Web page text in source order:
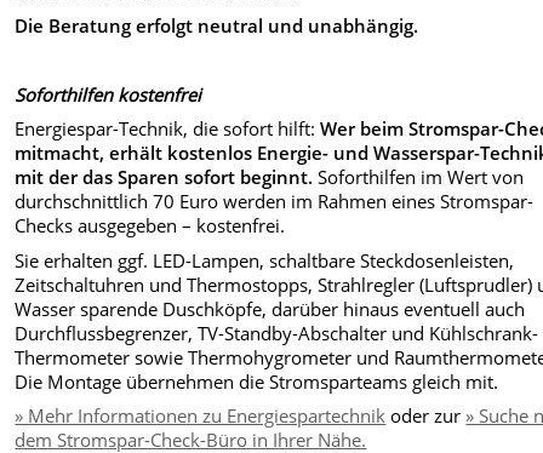
Die Beratung erfolgt neutral und unabhängig.
Soforthilfen kostenfrei
Energiespar-Technik, die sofort hilft:Wer beim Stromspar-
mitmacht, erhält kostenlos Energie- und Wasserspar-
mit der das Sparen sofort beginnt. Soforthilfen im Wert von
durchschnittlich 70 Euro werden im Rahmen eines Stromspar-
Checks ausgegeben – kostenfrei.
Sie erhalten ggf. LED-Lampen, schaltbare Steckdosenleisten,
Zeitschaltuhren und Thermostopps, Strahlregler (Luftsprudler)
Wasser sparende Duschköpfe, darüber hinaus eventuell auch
Durchflussbegrenzer, TV-Standby-Abschalter und Kühlschrank-
Thermometer sowie Thermohygrometer und
Die Montage übernehmen die Stromsparteams gleich mit.
» Mehr Informationen zu Energiespartechnik oder zur» Suche
dem Stromspar-Check-Büro in Ihrer Nähe.